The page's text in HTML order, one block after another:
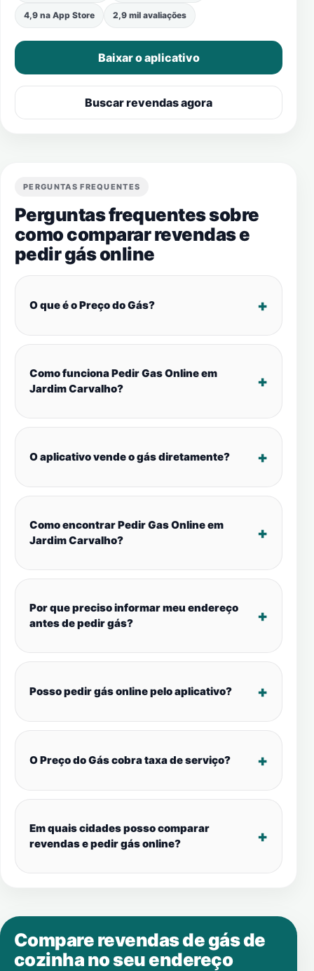
4,9 na App Store 2,9 mil avaliações
Baixar o aplicativo
Buscar revendas agora
PERGUNTAS FREQUENTES
Perguntas frequentes sobre
como comparar revendas e
pedir gás online
O que é o Preço do Gás?
Como funciona Pedir Gas Online em
Jardim Carvalho?
O aplicativo vende o gás diretamente?
Como encontrar Pedir Gas Online em
Jardim Carvalho?
Por que preciso informar meu endereço
antes de pedir gás?
Posso pedir gás online pelo aplicativo?
O Preço do Gás cobra taxa de serviço?
Em quais cidades posso comparar
revendas e pedir gás online?
Compare revendas de gás de
cozinha no seu endereço